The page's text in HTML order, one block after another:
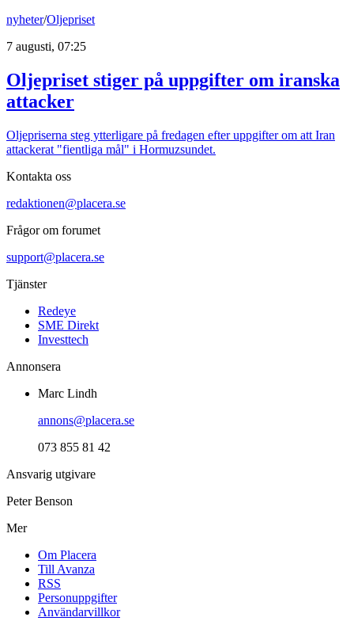
nyheter/Oljepriset
7 augusti, 07:25
Oljepriset stiger på uppgifter om iranska
attacker
Oljepriserna steg ytterligare på fredagen efter uppgifter om att Iran
attackerat "fientliga mål" i Hormuzsundet.
Kontakta oss
redaktionen@placera.se
Frågor om forumet
support@placera.se
Tjänster
Redeye
SME Direkt
Investtech
Annonsera
Marc Lindh
annons@placera.se
073 855 81 42
Ansvarig utgivare
Peter Benson
Mer
Om Placera
Till Avanza
RSS
Personuppgifter
Användarvillkor